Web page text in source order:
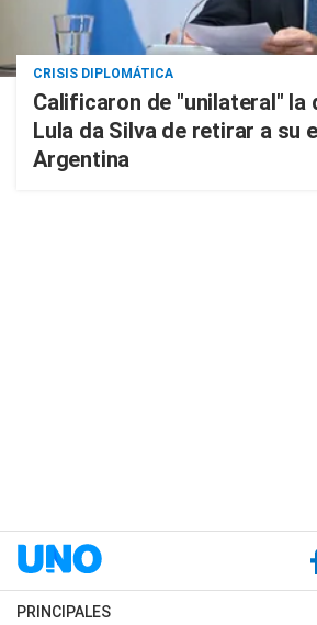
CRISIS DIPLOMÁTICA
Calificaron de "unilateral" la
Lula da Silva de retirar a su
Argentina
PRINCIPALES